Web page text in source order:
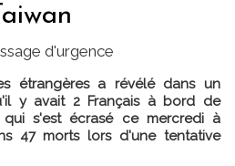
d'urgence
étrangères a révélé dans un
y avait 2 Français à bord de
qui s'est écrasé ce mercredi à
47 morts lors d'une tentative